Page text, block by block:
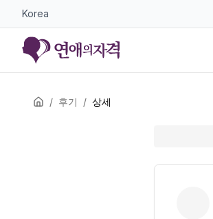
Korea
/ 후기 / 상세